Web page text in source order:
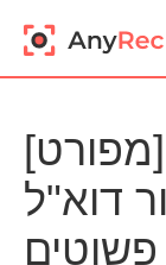
[מפורט] כיצד לדחוס
דוא"ל